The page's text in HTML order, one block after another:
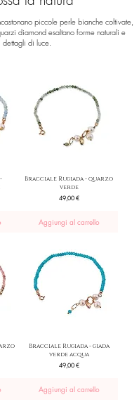
piccole perle bianche coltivate,
diamond esaltano forme naturali e
dettagli di luce.
Bracciale Rugiada - quarzo
verde
Prezzo
49,00 €
Aggiungi al carrello
Bracciale Rugiada - giada
verde acqua
Prezzo
49,00 €
Aggiungi al carrello